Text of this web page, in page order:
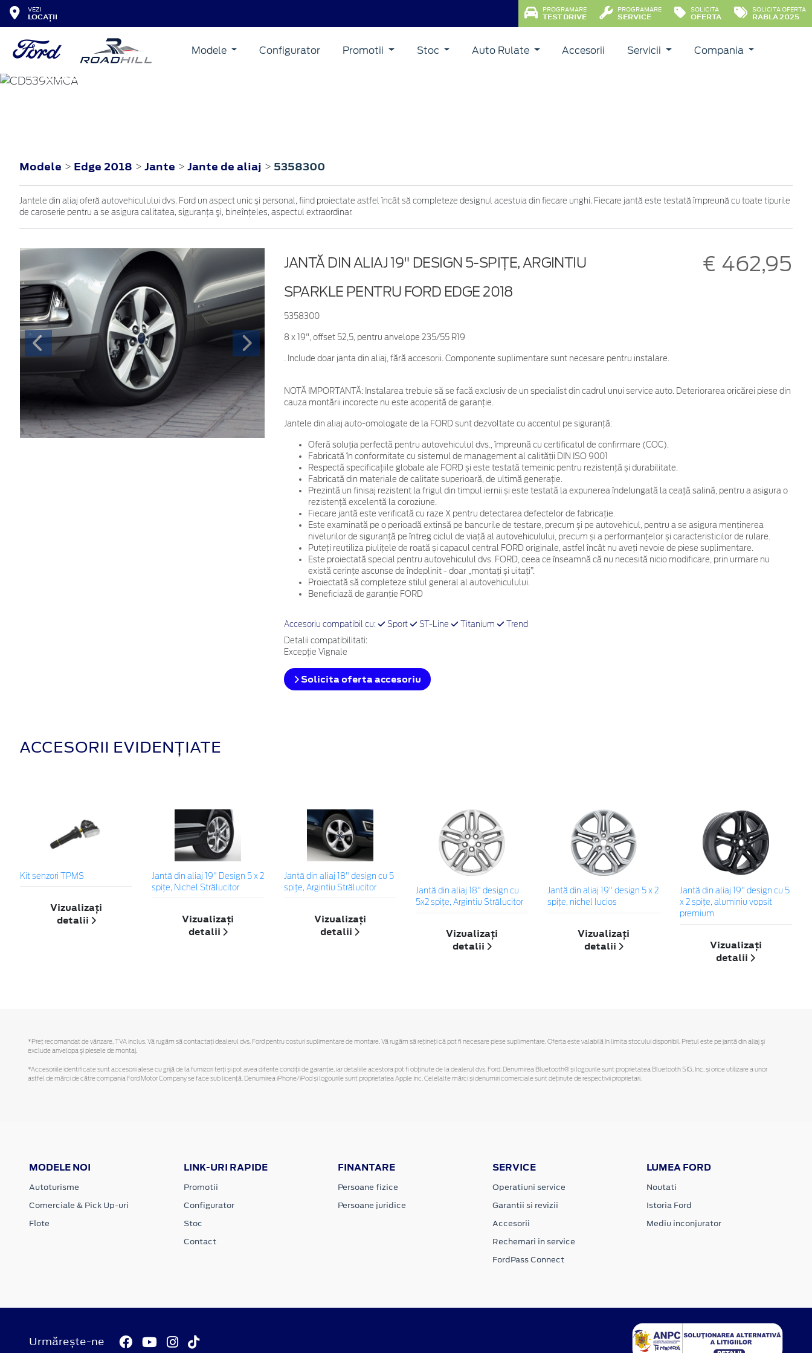
VEZI
LOCAȚII
PROGRAMARE
TEST DRIVE
PROGRAMARE
SERVICE
SOLICITA
OFERTA
SOLICITA OFERTA
RABLA 2025
Modele Configurator Promotii Stoc Auto Rulate Accesorii Servicii Compania
EDGE
Modele > Edge 2018 > Jante > Jante de aliaj > 5358300
Jantele din aliaj oferă autovehiculului dvs. Ford un aspect unic şi personal, fiind proiectate astfel încât să completeze designul acestuia din fiecare unghi. Fiecare jantă este testată împreună cu toate tipurile
de caroserie pentru a se asigura calitatea, siguranţa şi, bineînţeles, aspectul extraordinar.
JANTĂ DIN ALIAJ 19" DESIGN 5-SPIŢE, ARGINTIU
SPARKLE PENTRU FORD EDGE 2018
5358300
€ 462,95
8 x 19", offset 52,5, pentru anvelope 235/55 R19
. Include doar janta din aliaj, fără accesorii. Componente suplimentare sunt necesare pentru instalare.
NOTĂ IMPORTANTĂ:Instalarea trebuie să se facă exclusiv de un specialist din cadrul unui service auto. Deteriorarea oricărei piese din
cauza montării incorecte nu este acoperită de garanţie.
Jantele din aliaj auto-omologate de la FORD sunt dezvoltate cu accentul pe siguranță:
Oferă soluția perfectă pentru autovehiculul dvs., împreună cu certificatul de confirmare (COC).
Fabricată în conformitate cu sistemul de management al calității DIN ISO 9001
Respectă specificațiile globale ale FORD și este testată temeinic pentru rezistență și durabilitate.
Fabricată din materiale de calitate superioară, de ultimă generație.
Prezintă un finisaj rezistent la frigul din timpul iernii și este testată la expunerea îndelungată la ceață salină, pentru a asigura o
rezistență excelentă la coroziune.
Fiecare jantă este verificată cu raze X pentru detectarea defectelor de fabricație.
Este examinată pe o perioadă extinsă pe bancurile de testare, precum și pe autovehicul, pentru a se asigura menținerea
nivelurilor de siguranță pe întreg ciclul de viață al autovehiculului, precum și a performanțelor și caracteristicilor de rulare.
Puteți reutiliza piulițele de roată și capacul central FORD originale, astfel încât nu aveți nevoie de piese suplimentare.
Este proiectată special pentru autovehiculul dvs. FORD, ceea ce înseamnă că nu necesită nicio modificare, prin urmare nu
există cerințe ascunse de îndeplinit - doar „montați și uitați”.
Proiectată să completeze stilul general al autovehiculului.
Beneficiază de garanție FORD
Accesoriu compatibil cu: Sport ST-Line Titanium Trend
Detalii compatibilitati:
Excepție Vignale
Solicita oferta accesoriu
ACCESORII EVIDENȚIATE
Kit senzori TPMS
Vizualizați
detalii
Jantă din aliaj 19" Design 5 x 2
spițe, Nichel Strălucitor
Vizualizați
detalii
Jantă din aliaj 18" design cu 5
spiţe, Argintiu Strălucitor
Vizualizați
detalii
Jantă din aliaj 18" design cu
5x2 spiţe, Argintiu Strălucitor
Vizualizați
detalii
Jantă din aliaj 19" design 5 x 2
spiţe, nichel lucios
Vizualizați
detalii
Jantă din aliaj 19" design cu 5
x 2 spițe, aluminiu vopsit
premium
Vizualizați
detalii
*Preţ recomandat de vânzare, TVA inclus. Vă rugăm să contactaţi dealerul dvs. Ford pentru costuri suplimentare de montare. Vă rugăm să reţineţi că pot fi necesare piese suplimentare. Oferta este valabilă în limita stocului disponibil. Preţul este pe jantă din aliaj şi
exclude anvelopa şi piesele de montaj.
*Accesoriile identificate sunt accesorii alese cu grijă de la furnizori terți și pot avea diferite condiții de garanție, iar detaliile acestora pot fi obținute de la dealerul dvs. Ford. Denumirea Bluetooth® și logourile sunt proprietatea Bluetooth SIG, Inc. și orice utilizare a unor
astfel de mărci de către compania Ford Motor Company se face sub licență. Denumirea iPhone/iPod și logourile sunt proprietatea Apple Inc. Celelalte mărci și denumiri comerciale sunt deținute de respectivii proprietari.
MODELE NOI
Autoturisme
Comerciale & Pick Up-uri
Flote
LINK-URI RAPIDE
Promotii
Configurator
Stoc
Contact
FINANTARE
Persoane fizice
Persoane juridice
SERVICE
Operatiuni service
Garantii si revizii
Accesorii
Rechemari in service
FordPass Connect
LUMEA FORD
Noutati
Istoria Ford
Mediu inconjurator
Urmărește-ne